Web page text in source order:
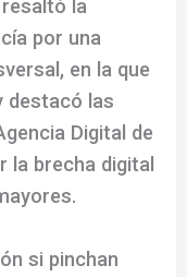
la
por una
en la que
destacó las
Digital de
la brecha digital
si pinchan